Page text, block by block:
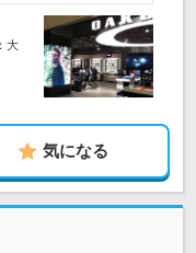
大
気になる